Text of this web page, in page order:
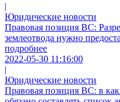
|
Юридические новости
Правовая позиция ВС:
землеотвода нужно
подробнее
2022-05-30 11:16:00
|
Юридические новости
Правовая позиция ВС: в